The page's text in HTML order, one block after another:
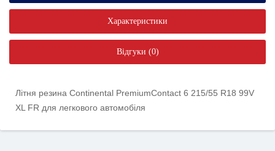
Характеристики
Відгуки (0)
Літня резина Continental PremiumContact 6 215/55 R18 99V
XL FR для легкового автомобіля